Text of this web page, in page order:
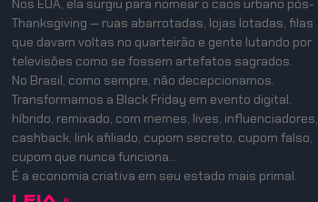
Nos EUA, ela surgiu para nomear o caos urbano pós-
Thanksgiving — ruas abarrotadas, lojas lotadas, filas
que davam voltas no quarteirão e gente lutando por
televisões como se fossem artefatos sagrados.
No Brasil, como sempre, não decepcionamos.
Transformamos a Black Friday em evento digital,
híbrido, remixado, com memes, lives, influenciadores,
cashback, link afiliado, cupom secreto, cupom falso,
cupom que nunca funciona…
É a economia criativa em seu estado mais primal.